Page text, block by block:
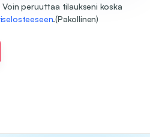
peruuttaa tilaukseni koska
.(Pakollinen)